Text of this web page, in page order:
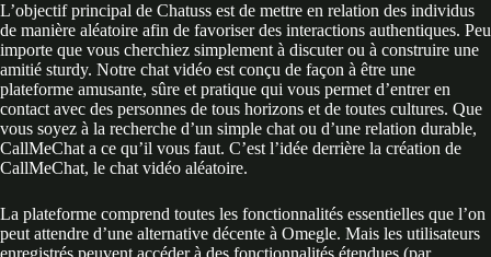
L’objectif principal de Chatuss est de mettre en relation des individus
de manière aléatoire afin de favoriser des interactions authentiques. Peu
importe que vous cherchiez simplement à discuter ou à construire une
amitié sturdy. Notre chat vidéo est conçu de façon à être une
plateforme amusante, sûre et pratique qui vous permet d’entrer en
contact avec des personnes de tous horizons et de toutes cultures. Que
vous soyez à la recherche d’un simple chat ou d’une relation durable,
CallMeChat a ce qu’il vous faut. C’est l’idée derrière la création de
CallMeChat, le chat vidéo aléatoire.
La plateforme comprend toutes les fonctionnalités essentielles que l’on
peut attendre d’une alternative décente à Omegle. Mais les utilisateurs
enregistrés peuvent accéder à des fonctionnalités étendues (par